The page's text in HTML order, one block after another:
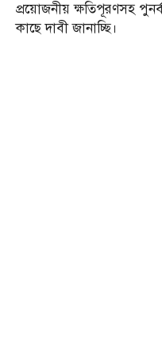
প্রয়োজনীয় ক্ষতিপূরণসহ
কাছে দাবী জানাচ্ছি।